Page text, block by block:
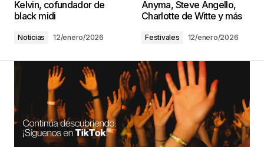
Kelvin, cofundador de
black midi
Noticias 12/enero/2026
Anyma, Steve Angello,
Charlotte de Witte y más
Festivales 12/enero/2026